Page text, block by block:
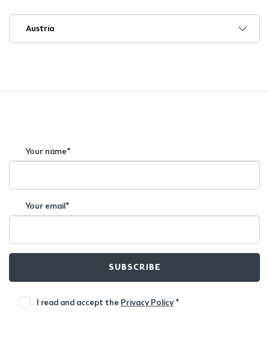
Your name*
Your email*
SUBSCRIBE
I read and accept the Privacy Policy*